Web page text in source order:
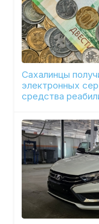
Сахалинцы
электронных
средства